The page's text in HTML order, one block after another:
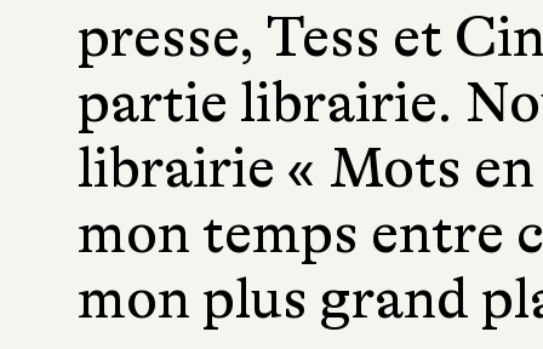
presse, Tess et
partie librairie.
librairie « Mots
mon temps entre
mon plus grand